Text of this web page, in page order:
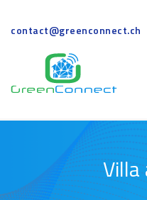
contenu
contact@greenconnect.ch
Villa